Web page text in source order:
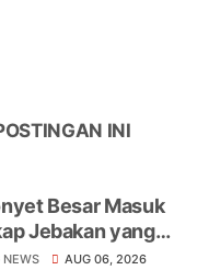
INI
Besar Masuk
Jebakan yang
di Belakang
NEWS AUG 06, 2026